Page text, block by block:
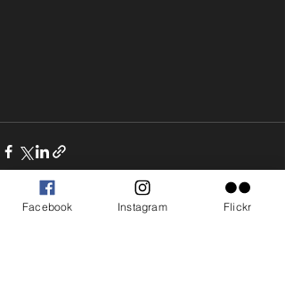
Facebook Instagram Flickr